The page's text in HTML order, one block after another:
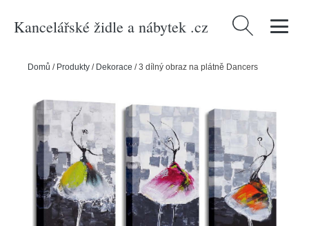
Kancelářské židle a nábytek .cz Vyhledávání
Domů / Produkty / Dekorace /3 dílný obraz na plátně Dancers